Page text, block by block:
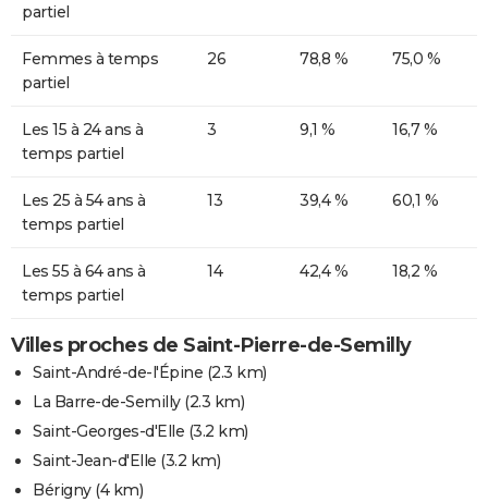
partiel
Femmes à temps
partiel
26 78,8 % 75,0 %
Les 15 à 24 ans à
temps partiel
3 9,1 % 16,7 %
Les 25 à 54 ans à
temps partiel
13 39,4 % 60,1 %
Les 55 à 64 ans à
temps partiel
14 42,4 % 18,2 %
Villes proches de Saint-Pierre-de-Semilly
Saint-André-de-l'Épine (2.3 km)
La Barre-de-Semilly(2.3 km)
Saint-Georges-d'Elle (3.2 km)
Saint-Jean-d'Elle (3.2 km)
Bérigny(4 km)